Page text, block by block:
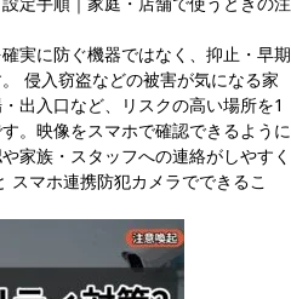
実に防ぐ機器ではなく、抑止・早期
侵入窃盗などの被害が気になる家
出入口など、リスクの高い場所を1
。映像をスマホで確認できるように
家族・スタッフへの連絡がしやすく
スマホ連携防犯カメラでできるこ